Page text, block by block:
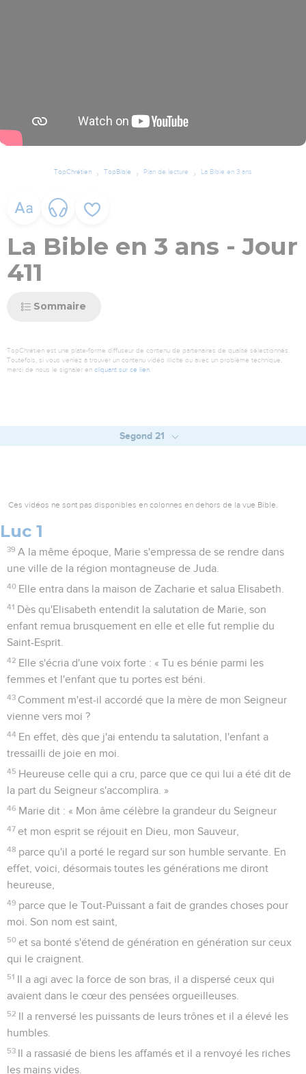
TopChrétien TopBible Plan de lecture La Bible en 3 ans
La Bible en 3 ans - Jour
411
Sommaire
TopChrétien est une plate-forme diffuseur de contenu de partenaires de qualité sélectionnés.
Toutefois, si vous veniez à trouver un contenu vidéo illicite ou avec un problème technique,
merci de nous le signaler en cliquant sur ce lien
Segond 21
Ces vidéos ne sont pas disponibles en colonnes en dehors de la vue Bible.
Luc 1
39 A la même époque, Marie s'empressa de se rendre dans
une ville de la région montagneuse de Juda.
40 Elle entra dans la maison de Zacharie et salua Elisabeth.
41 Dès qu'Elisabeth entendit la salutation de Marie, son
enfant remua brusquement en elle et elle fut remplie du
Saint-Esprit.
42 Elle s'écria d'une voix forte : « Tu es bénie parmi les
femmes et l'enfant que tu portes est béni.
43 Comment m'est-il accordé que la mère de mon Seigneur
vienne vers moi ?
44 En effet, dès que j'ai entendu ta salutation, l'enfant a
tressailli de joie en moi.
45 Heureuse celle qui a cru, parce que ce qui lui a été dit de
la part du Seigneur s'accomplira. »
46 Marie dit : « Mon âme célèbre la grandeur du Seigneur
47 et mon esprit se réjouit en Dieu, mon Sauveur,
48 parce qu'il a porté le regard sur son humble servante. En
effet, voici, désormais toutes les générations me diront
heureuse,
49 parce que le Tout-Puissant a fait de grandes choses pour
moi. Son nom est saint,
50 et sa bonté s'étend de génération en génération sur ceux
qui le craignent.
51 Il a agi avec la force de son bras, il a dispersé ceux qui
avaient dans le cœur des pensées orgueilleuses.
52 Il a renversé les puissants de leurs trônes et il a élevé les
humbles.
53 Il a rassasié de biens les affamés et il a renvoyé les riches
les mains vides.